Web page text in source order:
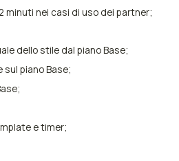
minuti nei casi di uso dei partner;
dello stile dal piano Base;
sul piano Base;
e timer;